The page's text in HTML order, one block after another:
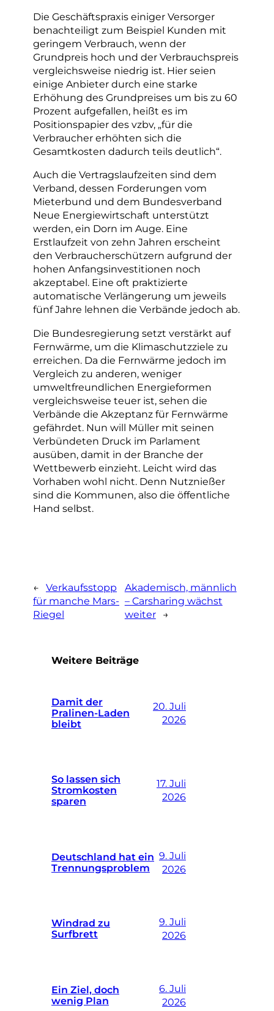
Die Geschäftspraxis einiger Versorger
benachteiligt zum Beispiel Kunden mit
geringem Verbrauch, wenn der
Grundpreis hoch und der Verbrauchspreis
vergleichsweise niedrig ist. Hier seien
einige Anbieter durch eine starke
Erhöhung des Grundpreises um bis zu 60
Prozent aufgefallen, heißt es im
Positionspapier des vzbv, „für die
Verbraucher erhöhten sich die
Gesamtkosten dadurch teils deutlich“.
Auch die Vertragslaufzeiten sind dem
Verband, dessen Forderungen vom
Mieterbund und dem Bundesverband
Neue Energiewirtschaft unterstützt
werden, ein Dorn im Auge. Eine
Erstlaufzeit von zehn Jahren erscheint
den Verbraucherschützern aufgrund der
hohen Anfangsinvestitionen noch
akzeptabel. Eine oft praktizierte
automatische Verlängerung um jeweils
fünf Jahre lehnen die Verbände jedoch ab.
Die Bundesregierung setzt verstärkt auf
Fernwärme, um die Klimaschutzziele zu
erreichen. Da die Fernwärme jedoch im
Vergleich zu anderen, weniger
umweltfreundlichen Energieformen
vergleichsweise teuer ist, sehen die
Verbände die Akzeptanz für Fernwärme
gefährdet. Nun will Müller mit seinen
Verbündeten Druck im Parlament
ausüben, damit in der Branche der
Wettbewerb einzieht. Leicht wird das
Vorhaben wohl nicht. Denn Nutznießer
sind die Kommunen, also die öffentliche
Hand selbst.
← Verkaufsstopp
für manche Mars-
Riegel
Akademisch, männlich
– Carsharing wächst
weiter
→
Weitere Beiträge
Damit der
Pralinen-Laden
bleibt
20. Juli
2026
So lassen sich
Stromkosten
sparen
17. Juli
2026
Deutschland hat ein
Trennungsproblem
9. Juli
2026
Windrad zu
Surfbrett
9. Juli
2026
Ein Ziel, doch
wenig Plan
6. Juli
2026